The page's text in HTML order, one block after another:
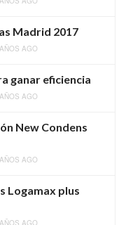
Madrid 2017
AGO
ganar eficiencia
AGO
New Condens
AGO
Logamax plus
AGO